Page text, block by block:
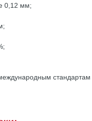
0,12 мм;
стандартам